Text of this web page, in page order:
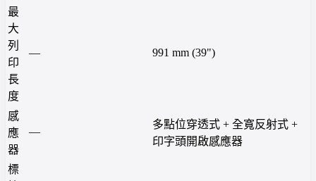
最
大
列
印
長
度
— 991 mm (39")
感
應
器
—
多點位穿透式 + 全寬反射式 +
印字頭開啟感應器
標